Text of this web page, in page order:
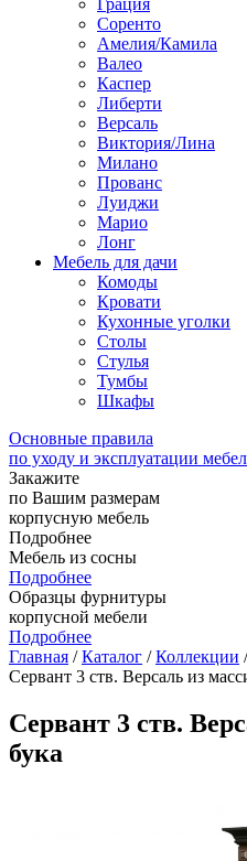
Грация
Соренто
Амелия/Камила
Валео
Каспер
Либерти
Версаль
Виктория/Лина
Милано
Прованс
Луиджи
Марио
Лонг
Мебель для дачи
Комоды
Кровати
Кухонные уголки
Столы
Стулья
Тумбы
Шкафы
Основные правила
по уходу и эксплуатации
Закажите
по Вашим размерам
корпусную мебель
Подробнее
Мебель из сосны
Подробнее
Образцы фурнитуры
корпусной мебели
Подробнее
Главная /Каталог /Коллекции
Сервант 3 ств. Версаль из
Сервант 3 ств.
бука